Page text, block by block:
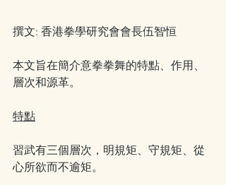
撰文: 香港拳學研究會會長伍智恒
本文旨在簡介意拳拳舞的特點、作用、
層次和源革。
特點
習武有三個層次，明規矩、守規矩、從
心所欲而不逾矩。